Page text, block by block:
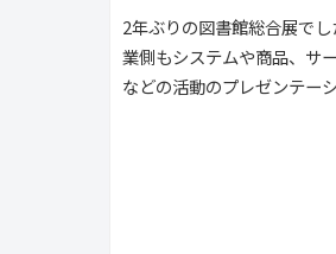
2年ぶりの図書館総合展で
業側もシステムや商品、サ
などの活動のプレゼンテー